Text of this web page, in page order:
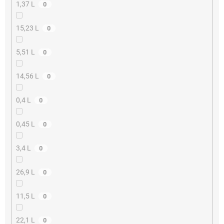
1,37 L 0
15,23 L 0
5,51 L 0
14,56 L 0
0,4 L 0
0,45 L 0
3,4 L 0
26,9 L 0
11,5 L 0
22,1 L 0